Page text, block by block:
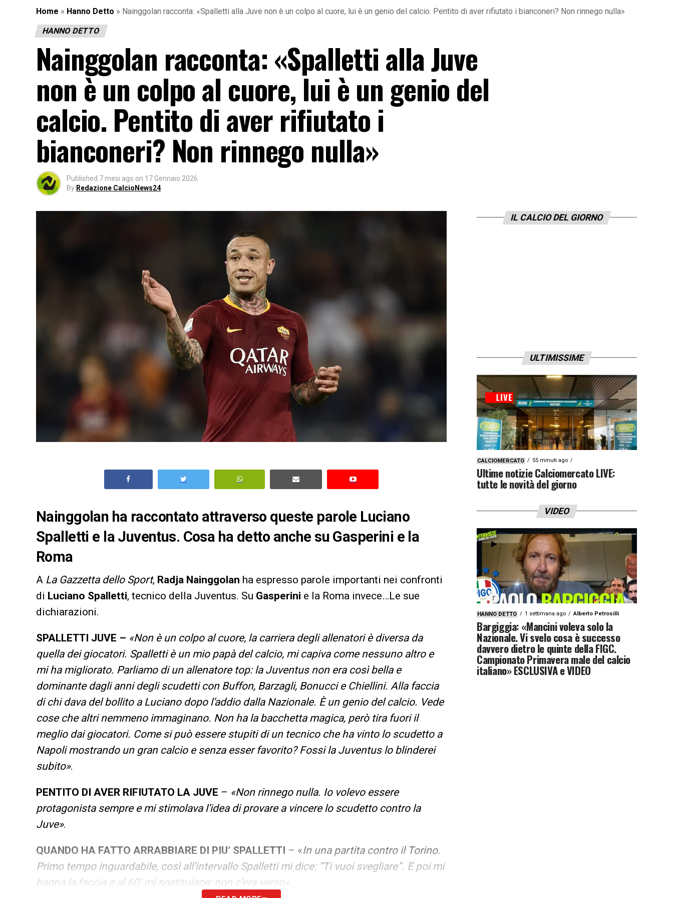
Home » Hanno Detto » Nainggolan racconta: «Spalletti alla Juve non è un colpo al cuore, lui è un genio del calcio. Pentito di aver rifiutato i bianconeri? Non rinnego nulla»
HANNO DETTO
Nainggolan racconta: «Spalletti alla Juve
non è un colpo al cuore, lui è un genio del
calcio. Pentito di aver rifiutato i
bianconeri? Non rinnego nulla»
Published 7 mesi ago on 17 Gennaio 2026
By Redazione CalcioNews24
Nainggolan ha raccontato attraverso queste parole Luciano
Spalletti e la Juventus. Cosa ha detto anche su Gasperini e la
Roma
A La Gazzetta dello Sport, Radja Nainggolan ha espresso parole importanti nei confronti
di Luciano Spalletti, tecnico della Juventus. Su Gasperini e la Roma invece…Le sue
dichiarazioni.
SPALLETTI JUVE – «Non è un colpo al cuore, la carriera degli allenatori è diversa da
quella dei giocatori. Spalletti è un mio papà del calcio, mi capiva come nessuno altro e
mi ha migliorato. Parliamo di un allenatore top: la Juventus non era così bella e
dominante dagli anni degli scudetti con Buffon, Barzagli, Bonucci e Chiellini. Alla faccia
di chi dava del bollito a Luciano dopo l’addio dalla Nazionale. È un genio del calcio. Vede
cose che altri nemmeno immaginano. Non ha la bacchetta magica, però tira fuori il
meglio dai giocatori. Come si può essere stupiti di un tecnico che ha vinto lo scudetto a
Napoli mostrando un gran calcio e senza esser favorito? Fossi la Juventus lo blinderei
subito».
PENTITO DI AVER RIFIUTATO LA JUVE – «Non rinnego nulla. Io volevo essere
protagonista sempre e mi stimolava l’idea di provare a vincere lo scudetto contro la
Juve».
QUANDO HA FATTO ARRABBIARE DI PIU’ SPALLETTI – «In una partita contro il Torino.
Primo tempo inguardabile, così all’intervallo Spalletti mi dice: “Ti vuoi svegliare”. E poi mi
bagna la faccia e al 60′ mi sostituisce: non c’era verso».
IL CALCIO DEL GIORNO
ULTIMISSIME
CALCIOMERCATO 55 minuti ago
Ultime notizie Calciomercato LIVE:
tutte le novità del giorno
VIDEO
HANNO DETTO 1 settimana ago Alberto Petrosilli
Bargiggia: «Mancini voleva solo la
Nazionale. Vi svelo cosa è successo
davvero dietro le quinte della FIGC.
Campionato Primavera male del calcio
italiano» ESCLUSIVA e VIDEO